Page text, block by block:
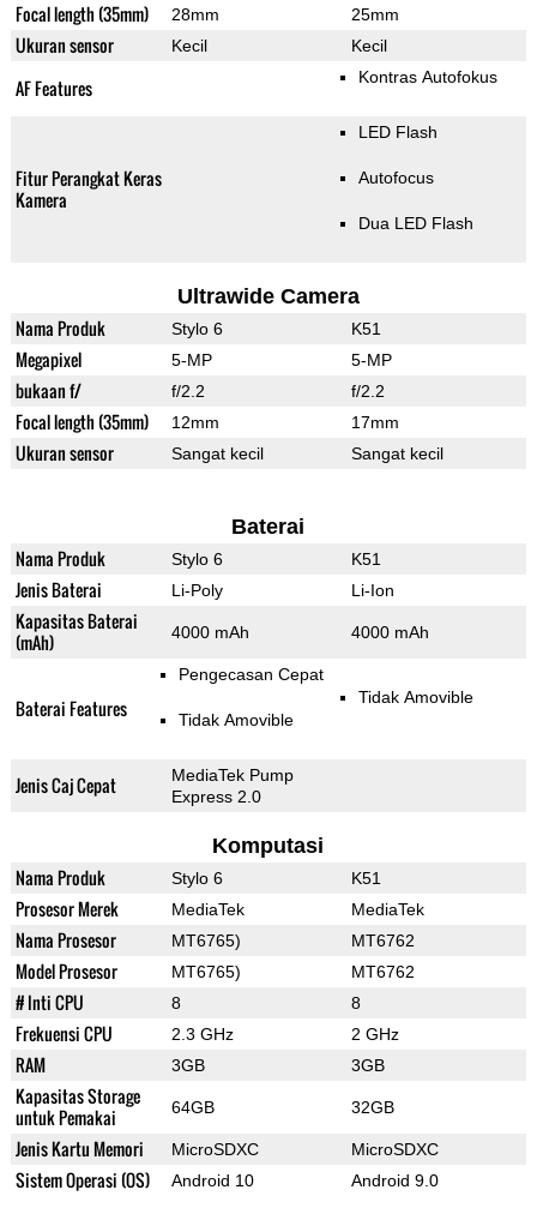
Focal length (35mm) 28mm 25mm
Ukuran sensor Kecil Kecil
AF Features Kontras Autofokus
Fitur Perangkat Keras
Kamera
LED Flash
Autofocus
Dua LED Flash
Ultrawide Camera
Nama Produk Stylo 6 K51
Megapixel 5-MP 5-MP
bukaan f/ f/2.2 f/2.2
Focal length (35mm) 12mm 17mm
Ukuran sensor Sangat kecil Sangat kecil
Baterai
Nama Produk Stylo 6 K51
Jenis Baterai Li-Poly Li-Ion
Kapasitas Baterai
(mAh)
4000 mAh 4000 mAh
Baterai Features
Pengecasan Cepat
Tidak Amovible
Tidak Amovible
Jenis Caj Cepat
MediaTek Pump
Express 2.0
Komputasi
Nama Produk Stylo 6 K51
Prosesor Merek MediaTek MediaTek
Nama Prosesor MT6765) MT6762
Model Prosesor MT6765) MT6762
# Inti CPU 8 8
Frekuensi CPU 2.3 GHz 2 GHz
RAM 3GB 3GB
Kapasitas Storage
untuk Pemakai
64GB 32GB
Jenis Kartu Memori MicroSDXC MicroSDXC
Sistem Operasi (OS) Android 10 Android 9.0